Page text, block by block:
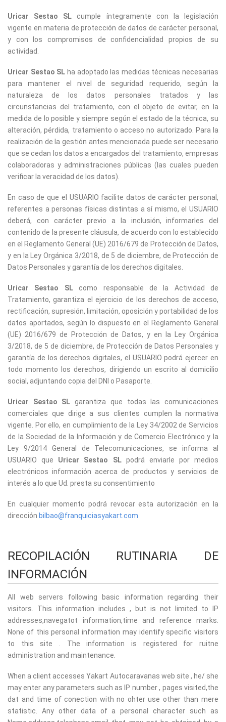
Uricar Sestao SL cumple íntegramente con la legislación
vigente en materia de protección de datos de carácter personal,
y con los compromisos de confidencialidad propios de su
actividad.
Uricar Sestao SL ha adoptado las medidas técnicas necesarias
para mantener el nivel de seguridad requerido, según la
naturaleza de los datos personales tratados y las
circunstancias del tratamiento, con el objeto de evitar, en la
medida de lo posible y siempre según el estado de la técnica, su
alteración, pérdida, tratamiento o acceso no autorizado. Para la
realización de la gestión antes mencionada puede ser necesario
que se cedan los datos a encargados del tratamiento, empresas
colaboradoras y administraciones públicas (las cuales pueden
verificar la veracidad de los datos).
En caso de que el USUARIO facilite datos de carácter personal,
referentes a personas físicas distintas a sí mismo, el USUARIO
deberá, con carácter previo a la inclusión, informarles del
contenido de la presente cláusula, de acuerdo con lo establecido
en el Reglamento General (UE) 2016/679 de Protección de Datos,
y en la Ley Orgánica 3/2018, de 5 de diciembre, de Protección de
Datos Personales y garantía de los derechos digitales.
Uricar Sestao SLcomo responsable de la Actividad de
Tratamiento, garantiza el ejercicio de los derechos de acceso,
rectificación, supresión, limitación, oposición y portabilidad de los
datos aportados, según lo dispuesto en el Reglamento General
(UE) 2016/679 de Protección de Datos, y en la Ley Orgánica
3/2018, de 5 de diciembre, de Protección de Datos Personales y
garantía de los derechos digitales, el USUARIO podrá ejercer en
todo momento los derechos, dirigiendo un escrito al domicilio
social, adjuntando copia del DNI o Pasaporte.
Uricar Sestao SL garantiza que todas las comunicaciones
comerciales que dirige a sus clientes cumplen la normativa
vigente. Por ello, en cumplimiento de la Ley 34/2002 de Servicios
de la Sociedad de la Información y de Comercio Electrónico y la
Ley 9/2014 General de Telecomunicaciones, se informa al
USUARIO que Uricar Sestao SLpodrá enviarle por medios
electrónicos información acerca de productos y servicios de
interés a lo que Ud. presta su consentimiento
En cualquier momento podrá revocar esta autorización en la
dirección bilbao@franquiciasyakart.com
RECOPILACIÓN RUTINARIA DE
INFORMACIÓN
All web servers following basic information regarding their
visitors. This information includes , but is not limited to IP
addresses,navegatot information,time and reference marks.
None of this personal information may identify specific visitors
to this site . The information is registered for ruitne
administration and maintenance.
When a client accesses Yakart Autocaravanas web site , he/ she
may enter any parameters such as IP number , pages visited,the
dat and time of conection with no ohter use other than mere
statistic. Any other data of a personal character such as